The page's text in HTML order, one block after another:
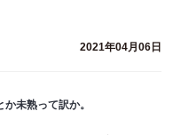
2021年04月06日
未熟って訳か。